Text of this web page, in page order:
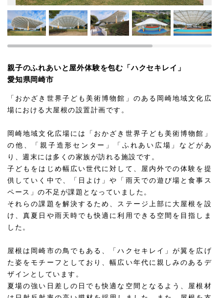
親子のふれあいと屋外体験を包む「ハクセキレイ」
愛知県岡崎市
「おかざき世界子ども美術博物館」のある岡崎地域文化広
場における大屋根の設置計画です。
岡崎地域文化広場には「おかざき世界子ども美術博物館」
の他、「親子造形センター」「ふれあい広場」などがあ
り、週末には多くの家族が訪れる施設です。
子どもをはじめ幅広い世代に対して、屋内外での体験を提
供していく中で、「日よけ」や「雨天での遊び場と食事ス
ペース」の不足が課題となっていました。
それらの課題を解決するため、ステージ上部に大屋根を設
け、真夏日や雨天時でも快適に利用できる空間を目指しま
した。
屋根は岡崎市の鳥でもある、「ハクセキレイ」が翼を広げ
た姿をモチーフとしており、幅広い年代に親しみのあるデ
ザインとしています。
夏場の強い日差しの日でも快適な空間となるよう、屋根材